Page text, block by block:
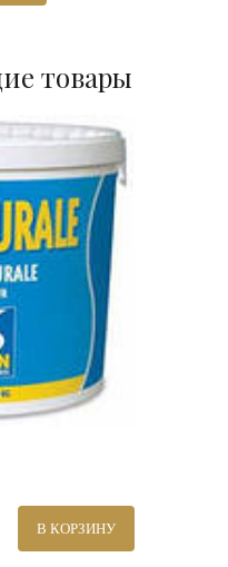
товары
В КОРЗИНУ